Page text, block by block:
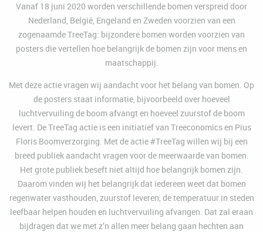
Vanaf 18 juni 2020 worden verschillende bomen verspreid door
Nederland, België, Engeland en Zweden voorzien van een
zogenaamde TreeTag: bijzondere bomen worden voorzien van
posters die vertellen hoe belangrijk de bomen zijn voor mens en
maatschappij.
Met deze actie vragen wij aandacht voor het belang van bomen. Op
de posters staat informatie, bijvoorbeeld over hoeveel
luchtvervuiling de boom afvangt en hoeveel zuurstof de boom
levert. De TreeTag actie is een initiatief van Treeconomics en Pius
Floris Boomverzorging. Met de actie #TreeTag willen wij bij een
breed publiek aandacht vragen voor de meerwaarde van bomen.
Het grote publiek beseft niet altijd hoe belangrijk bomen zijn.
Daarom vinden wij het belangrijk dat iedereen weet dat bomen
regenwater vasthouden, zuurstof leveren, de temperatuur in steden
leefbaar helpen houden en luchtvervuiling afvangen. Dat zal eraan
bijdragen dat we met z’n allen meer belang gaan hechten aan